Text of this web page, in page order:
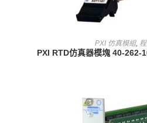
查看內容
PXI 仿真模組,
PXI RTD仿真器模塊 40-262-